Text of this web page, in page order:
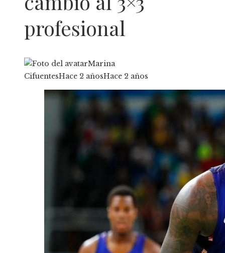
profesional
Marina
CifuentesHace 2 añosHace 2 años